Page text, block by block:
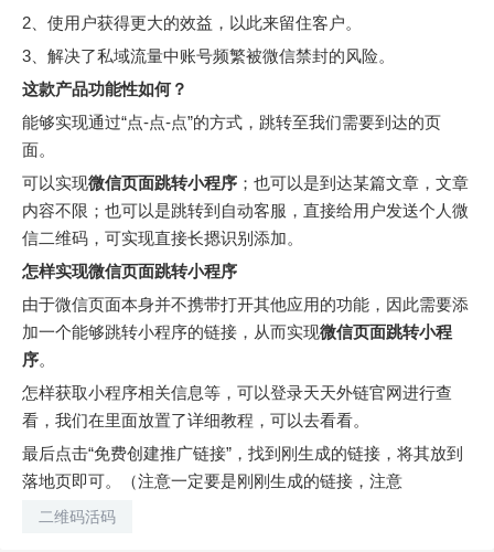
2、使用户获得更大的效益，以此来留住客户。
3、解决了私域流量中账号频繁被微信禁封的风险。
这款产品功能性如何？
能够实现通过“点-点-点”的方式，跳转至我们需要到达的页
面。
可以实现微信页面跳转小程序 ；也可以是到达某篇文章，文章
内容不限；也可以是跳转到自动客服，直接给用户发送个人微
信二维码，可实现直接长摁识别添加。
怎样实现微信页面跳转小程序
由于微信页面本身并不携带打开其他应用的功能，因此需要添
加一个能够跳转小程序的链接，从而实现微信页面跳转小程
序。
怎样获取小程序相关信息等，可以登录天天外链官网进行查
看，我们在里面放置了详细教程，可以去看看。
最后点击“免费创建推广链接”，找到刚生成的链接，将其放到
落地页即可。（注意一定要是刚刚生成的链接，注意
二维码活码